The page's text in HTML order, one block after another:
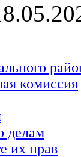
комиссия
делам
их прав